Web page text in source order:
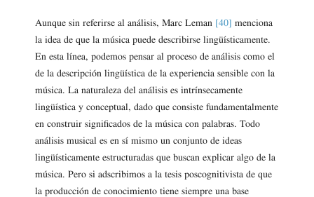
Aunque sin referirse al análisis, Marc Leman [40] menciona
la idea de que la música puede describirse lingüísticamente.
En esta línea, podemos pensar al proceso de análisis como el
de la descripción lingüística de la experiencia sensible con la
música. La naturaleza del análisis es intrínsecamente
lingüística y conceptual, dado que consiste fundamentalmente
en construir significados de la música con palabras. Todo
análisis musical es en sí mismo un conjunto de ideas
lingüísticamente estructuradas que buscan explicar algo de la
música. Pero si adscribimos a la tesis poscognitivista de que
la producción de conocimiento tiene siempre una base